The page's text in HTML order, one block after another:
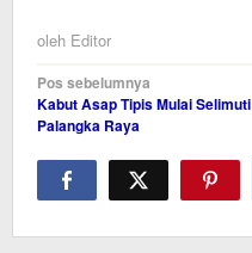
oleh Editor
Navigasi
pos
Pos sebelumnya
Kabut Asap Tipis Mulai Selimuti
Palangka Raya